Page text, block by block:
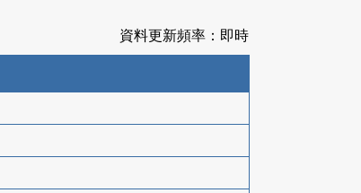
資料更新頻率：即時